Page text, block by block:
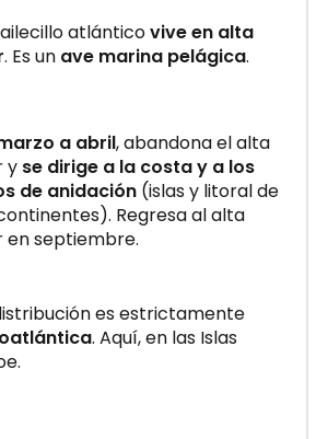
atlánticovive en alta
. Es un ave marina pelágica.
a abril, abandona el alta
y se dirige a la costa y a los
de anidación (islas y litoral de
Regresa al alta
en septiembre.
es estrictamente
. Aquí, en las Islas